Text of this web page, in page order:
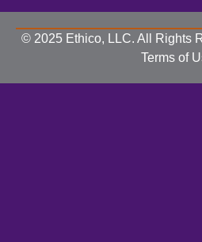
© 2025 Ethico, LLC. All Rights
Terms of